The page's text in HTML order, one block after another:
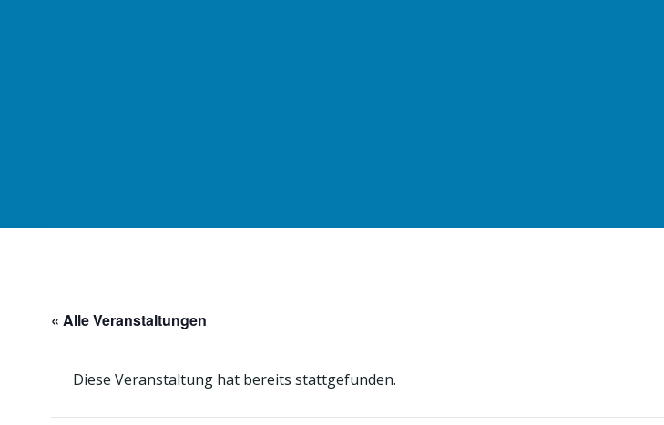
« Alle Veranstaltungen
Diese Veranstaltung hat bereits stattgefunden.